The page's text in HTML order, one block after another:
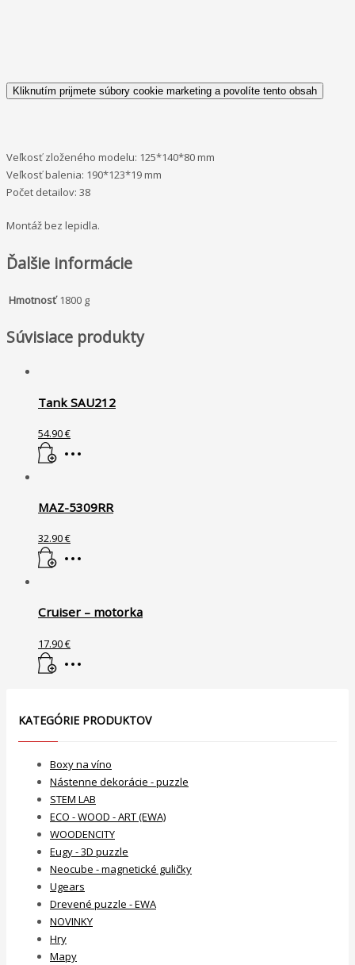
Kliknutím prijmete súbory cookie marketing a povolíte tento obsah
Veľkosť zloženého modelu: 125*140*80 mm
Veľkosť balenia: 190*123*19 mm
Počet detailov: 38
Montáž bez lepidla.
Ďalšie informácie
Hmotnosť 1800 g
Súvisiace produkty
Tank SAU212
54.90€
MAZ-5309RR
32.90€
Cruiser – motorka
17.90€
KATEGÓRIE PRODUKTOV
Boxy na víno
Nástenne dekorácie - puzzle
STEM LAB
ECO - WOOD - ART (EWA)
WOODENCITY
Eugy - 3D puzzle
Neocube - magnetické guličky
Ugears
Drevené puzzle - EWA
NOVINKY
Hry
Mapy